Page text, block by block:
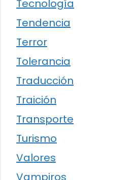
Tecnología
Tendencia
Terror
Tolerancia
Traducción
Traición
Transporte
Turismo
Valores
Vampiros